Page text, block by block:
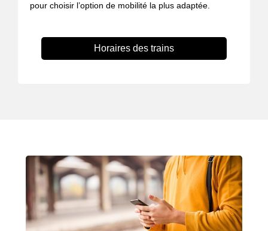
pour choisir l’option de mobilité la plus adaptée.
Horaires des trains